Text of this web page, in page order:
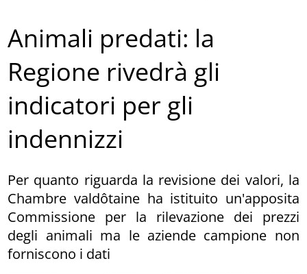
Animali predati: la
Regione rivedrà gli
indicatori per gli
indennizzi
Per quanto riguarda la revisione dei valori, la
Chambre valdôtaine ha istituito un'apposita
Commissione per la rilevazione dei prezzi
degli animali ma le aziende campione non
forniscono i dati